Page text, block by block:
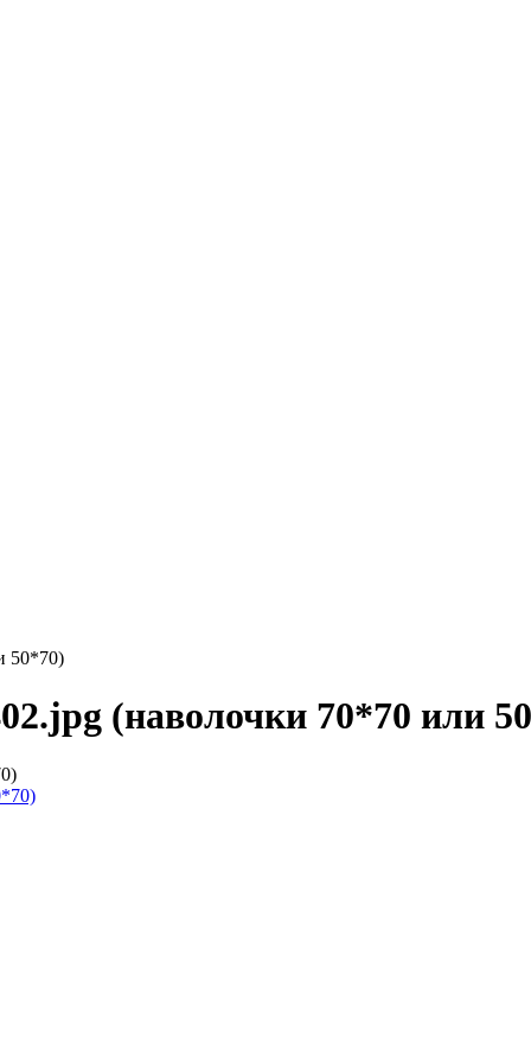
50*70)
(наволочки 70*70 или